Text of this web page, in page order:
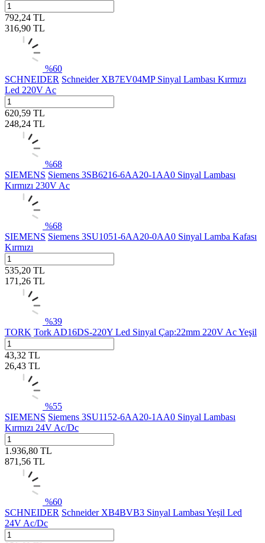
792,24 TL
316,90 TL
%60
SCHNEIDER Schneider XB7EV04MP Sinyal Lambası Kırmızı
Led 220V Ac
620,59 TL
248,24 TL
%68
SIEMENS Siemens 3SB6216-6AA20-1AA0 Sinyal Lambası
Kırmızı 230V Ac
%68
SIEMENS Siemens 3SU1051-6AA20-0AA0 Sinyal Lamba Kafası
Kırmızı
535,20 TL
171,26 TL
%39
TORK Tork AD16DS-220Y Led Sinyal Çap:22mm 220V Ac Yeşil
43,32 TL
26,43 TL
%55
SIEMENS Siemens 3SU1152-6AA20-1AA0 Sinyal Lambası
Kırmızı 24V Ac/Dc
1.936,80 TL
871,56 TL
%60
SCHNEIDER Schneider XB4BVB3 Sinyal Lambası Yeşil Led
24V Ac/Dc